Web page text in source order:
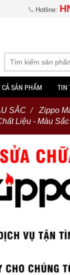
Hotline:
CẢ SẢN PHẨM TIN
SẮC Zippo
Liệu - Màu Sắc